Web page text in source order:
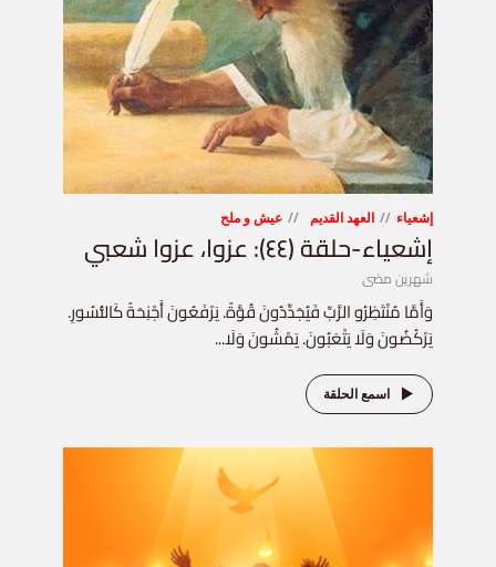
إشعياء العهد القديم عيش و ملح
إشعياء-حلقة (٤٤): عزوا، عزوا شعبي
شهرين مضى
وَأَمَّا مُنْتَظِرُو الرَّبِّ فَيُجَدِّدُونَ قُوَّةً. يَرْفَعُونَ أَجْنِحَةً كَالنُّسُورِ.
يَرْكُضُونَ وَلَا يَتْعَبُونَ. يَمْشُونَ وَلَا...
اسمع الحلقة